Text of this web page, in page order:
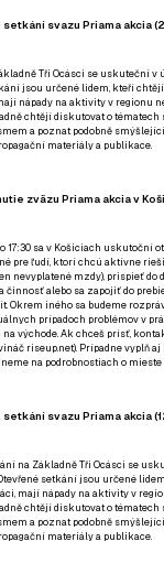
svazu Priama akcia
Tři Ocásci se uskuteční v
jsou určené lidem, kteří
nápady na aktivity v regionu
chtějí diskutovat o tématech
a poznat podobně
materiály a publikace.
zväzu Priama akcia v
17:30 sa v Košiciach uskutoční
pre ľudí, ktorí chcú aktívne
nevyplatené mzdy), prispieť do
činnosť alebo sa zapojiť do
Okrem iného sa budeme
prípadoch problémov v
východe. Ak chceš prísť,
riseup.net). Prípadnevyplň aj
na podrobnostiach o
svazu Priama akcia
na Základně Tři Ocásci se
Otevřené setkání jsou určené
mají nápady na aktivity v
chtějí diskutovat o tématech
a poznat podobně
materiály a publikace.